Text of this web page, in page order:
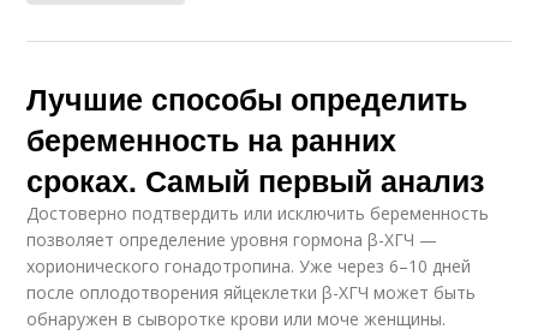
Лучшие способы определить
беременность на ранних
сроках. Самый первый анализ
Достоверно подтвердить или исключить беременность
позволяет определение уровня гормона β-ХГЧ —
хорионического гонадотропина. Уже через 6–10 дней
после оплодотворения яйцеклетки β-ХГЧ может быть
обнаружен в сыворотке крови или моче женщины.